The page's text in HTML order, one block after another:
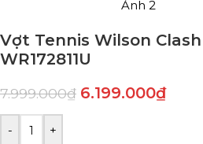
Vợt Tennis Wilson Clash
WR172811U
7.999.000₫ 6.199.000₫
- +